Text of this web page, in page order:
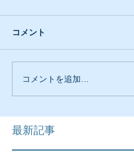
コメント
コメントを追加…
最新記事